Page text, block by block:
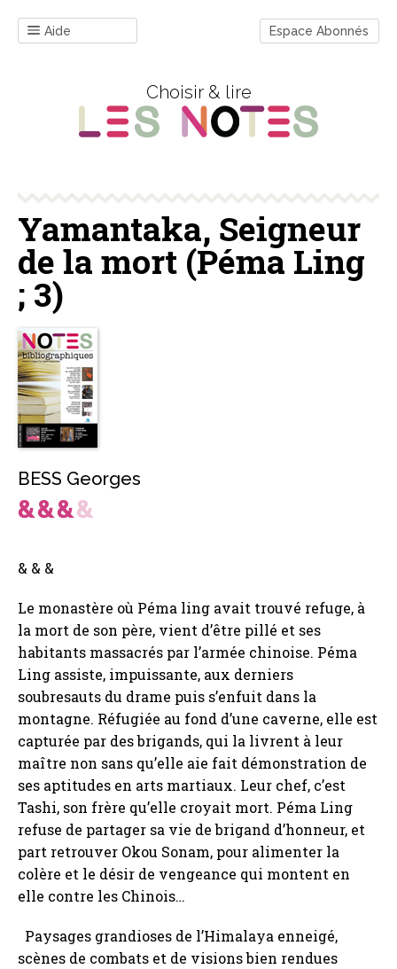
Aide Espace Abonnés
Choisir & lire
Yamantaka, Seigneur
de la mort (Péma Ling
; 3)
BESS Georges
& & &
Le monastère où Péma ling avait trouvé refuge, à
la mort de son père, vient d’être pillé et ses
habitants massacrés par l’armée chinoise. Péma
Ling assiste, impuissante, aux derniers
soubresauts du drame puis s’enfuit dans la
montagne. Réfugiée au fond d’une caverne, elle est
capturée par des brigands, qui la livrent à leur
maître non sans qu’elle aie fait démonstration de
ses aptitudes en arts martiaux. Leur chef, c’est
Tashi, son frère qu’elle croyait mort. Péma Ling
refuse de partager sa vie de brigand d’honneur, et
part retrouver Okou Sonam, pour alimenter la
colère et le désir de vengeance qui montent en
elle contre les Chinois…
Paysages grandioses de l’Himalaya enneigé,
scènes de combats et de visions bien rendues